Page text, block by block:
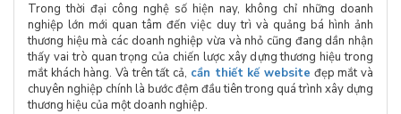
Trong thời đại công nghệ số hiện nay, không chỉ những doanh
nghiệp lớn mới quan tâm đến việc duy trì và quảng bá hình ảnh
thương hiệu mà các doanh nghiệp vừa và nhỏ cũng đang dần nhận
thấy vai trò quan trọng của chiến lược xây dựng thương hiệu trong
mắt khách hàng. Và trên tất cả, cần thiết kế website đẹp mắt và
chuyên nghiệp chính là bước đệm đầu tiên trong quá trình xây dựng
thương hiệu của một doanh nghiệp.